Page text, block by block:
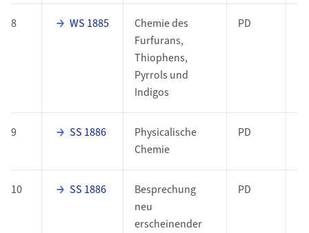
8 WS 1885
Chemie des
Furfurans,
Thiophens,
Pyrrols und
Indigos
PD
9 SS 1886
Physicalische
Chemie
PD
10 SS 1886
Besprechung
neu
erscheinender
PD